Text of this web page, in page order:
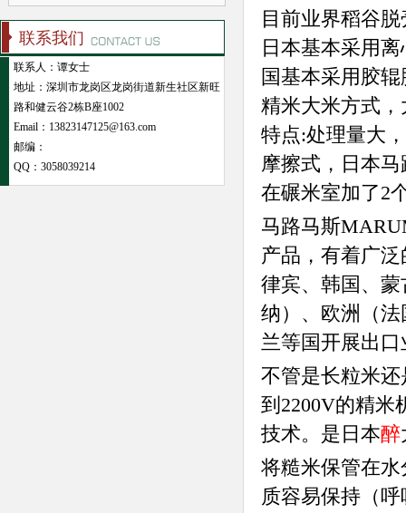
目前业界稻谷
日本基本采用
国基本采用胶
精米大米方式
特点:处理量大
摩擦式，日本
在碾米室加了2
马路马斯
产品，有着广
律宾、韩国、
纳）、欧洲（
兰等国开展出口
不管是长粒米
到2200V的精米
技术。是日本醉
将糙米保管在
质容易保持（
联系我们
联系人：谭女士
地址：深圳市龙岗区龙岗街道新生社区新旺
路和健云谷2栋B座1002
Email：13823147125@163.com
邮编：
QQ： 3058039214